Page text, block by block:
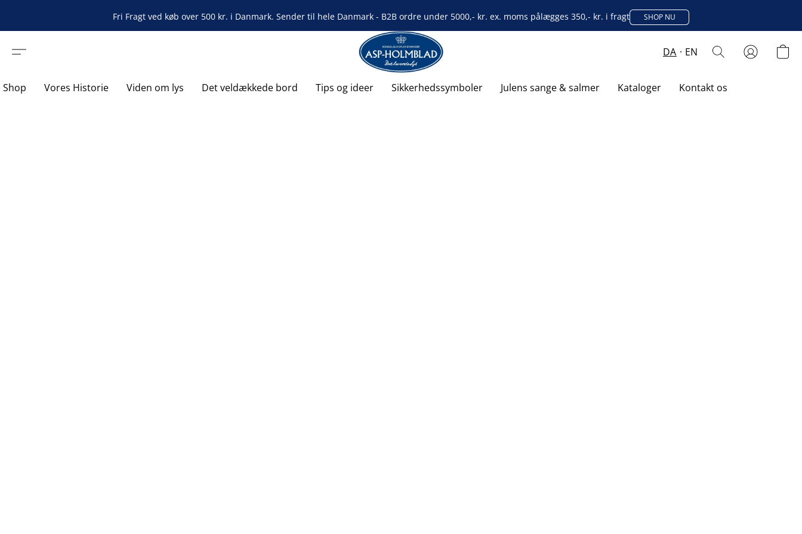
Fri Fragt ved køb over 500 kr. i Danmark. Sender til hele Danmark - B2B ordre under 5000,- kr. ex. moms pålægges 350,- kr. i fragt SHOP NU
DA EN
Shop Vores Historie Viden om lys Det veldækkede bord Tips og ideer Sikkerhedssymboler Julens sange & salmer Kataloger Kontakt os